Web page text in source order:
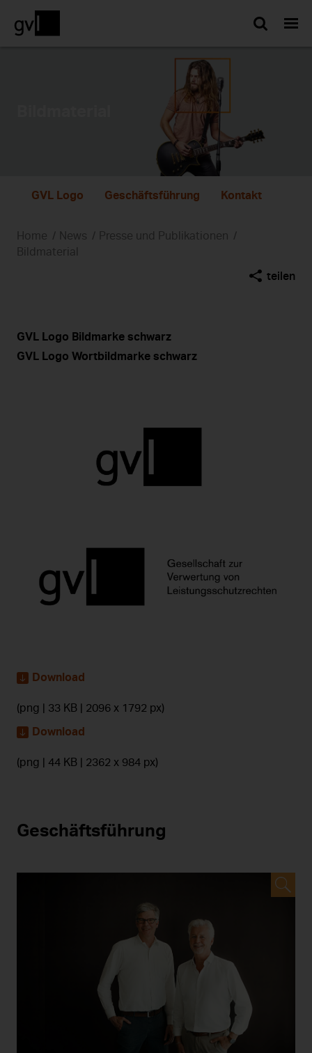
Suche
GVL Logo Geschäftsführung Kontakt
Home News
Presse und Publikationen
Bildmaterial
teilen
GVL Logo Bildmarke schwarz
GVL Logo Wortbildmarke schwarz
Download
(png | 33 KB | 2096 x 1792 px)
Download
(png | 44 KB | 2362 x 984 px)
Geschäftsführung